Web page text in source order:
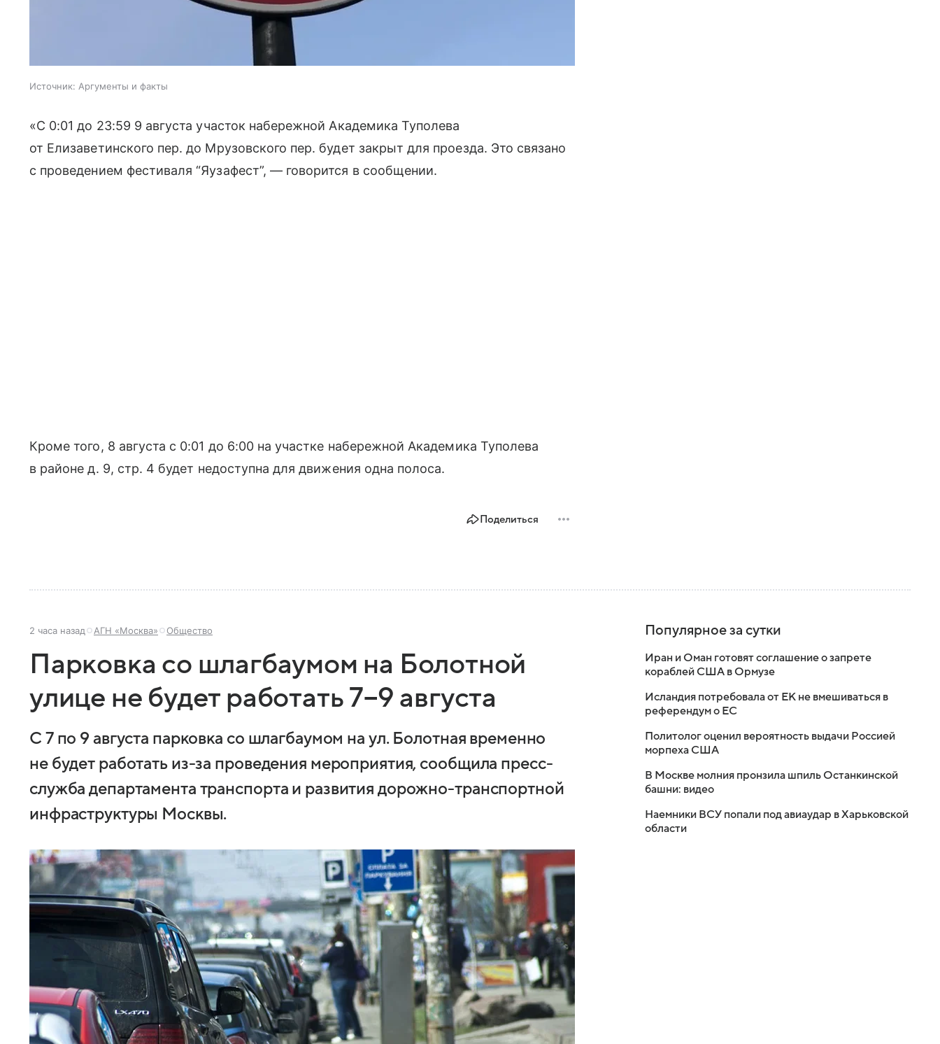
Источник: Аргументы и факты
«С 0:01 до 23:59 9 августа участок набережной Академика Туполева
от Елизаветинского пер. до Мрузовского пер. будет закрыт для проезда. Это связано
с проведением фестиваля “Яузафест”, — говорится в сообщении.
Кроме того, 8 августа с 0:01 до 6:00 на участке набережной Академика Туполева
в районе д. 9, стр. 4 будет недоступна для движения одна полоса.
Поделиться
2 часа назад АГН «Москва» Общество
Парковка со шлагбаумом на Болотной
улице не будет работать 7−9 августа
С 7 по 9 августа парковка со шлагбаумом на ул. Болотная временно
не будет работать из-за проведения мероприятия, сообщила пресс-
служба департамента транспорта и развития дорожно-транспортной
инфраструктуры Москвы.
Популярное за сутки
Иран и Оман готовят соглашение о запрете
кораблей США в Ормузе
Исландия потребовала от ЕК не вмешиваться в
референдум о ЕС
Политолог оценил вероятность выдачи Россией
морпеха США
В Москве молния пронзила шпиль Останкинской
башни: видео
Наемники ВСУ попали под авиаудар в Харьковской
области